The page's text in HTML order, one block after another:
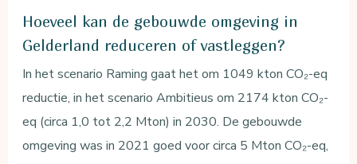
Hoeveel kan de gebouwde omgeving in
Gelderland reduceren of vastleggen?
In het scenario Raming gaat het om 1049 kton CO₂-eq
reductie, in het scenario Ambitieus om 2174 kton CO₂-
eq (circa 1,0 tot 2,2 Mton) in 2030. De gebouwde
omgeving was in 2021 goed voor circa 5 Mton CO₂-eq,